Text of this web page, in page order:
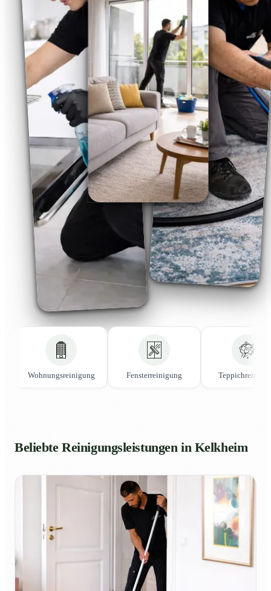
Wohnungsreinigung Fensterreinigung
Beliebte Reinigungsleistungen in Kelkheim